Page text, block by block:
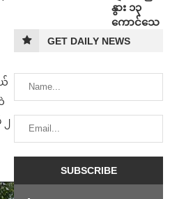
၂
နွား ၁၃
ကောင်သေ
GET DAILY NEWS